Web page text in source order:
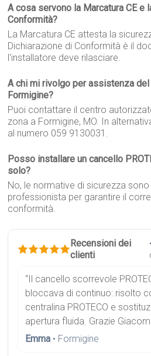
A cosa servono la Marcatura CE e
Conformità?
La Marcatura CE attesta la
Dichiarazione di Conformità è il
l'installatore deve rilasciare.
A chi mi rivolgo per assistenza del
Formigine?
Puoi contattare il centro
zona a Formigine, MO. In
al numero 059 9130031.
Posso installare un cancello
solo?
No, le normative di sicurezza
professionista per garantire il
conformità.
Recensioni dei
clienti
“Il cancello scorrevole
bloccava di continuo: risolto
centralina PROTECO e
apertura fluida. Grazie
Emma • Formigine